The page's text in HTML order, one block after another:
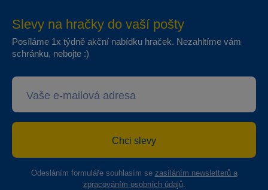
Slevy na hračky do vaší pošty
Posíláme 1x týdně akční nabídku hraček. Nezahltíme vám
schránku, nebojte :)
Chci slevy
Odesláním formuláře souhlasím se zasíláním newsletterů a
zpracováním osobních údajů.